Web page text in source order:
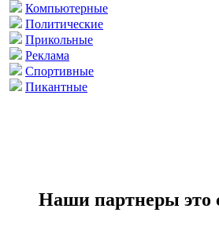
Компьютерные
Политические
Прикольные
Реклама
Спортивные
Пикантные
Наши партнеры это